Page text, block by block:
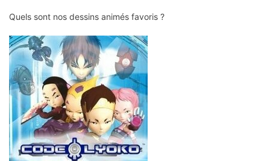
Quels sont nos dessins animés favoris ?